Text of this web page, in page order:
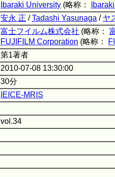
Ibaraki University (略称：
安永 正 /Tadashi Yasunaga / ヤ
富士フイルム株式会社 (略称：
FUJIFILM Corporation (略称：
第1著者
2010-07-08 13:30:00
30分
IEICE-MRIS
vol.34